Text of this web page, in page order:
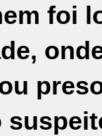
foi
,